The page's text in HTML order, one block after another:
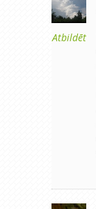
Atbildēt